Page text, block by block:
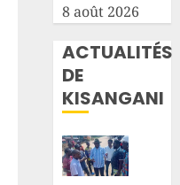
8 août 2026
ACTUALITÉS
DE
KISANGANI